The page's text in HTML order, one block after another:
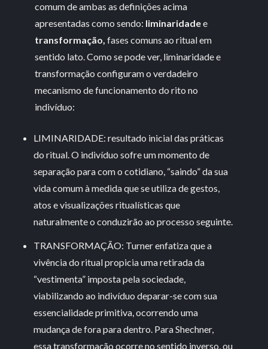
comum de ambas as definições acima
apresentadas como sendo: liminaridadee
transformação, fases comuns ao ritual em
sentido lato. Como se pode ver, liminaridade e
transformação configuram o verdadeiro
mecanismo de funcionamento do rito no
indivíduo:
LIMINARIDADE: resultado inicial das práticas
do ritual. O indivíduo sofre um momento de
separação para com o cotidiano, “saindo” da sua
vida comum à medida que se utiliza de gestos,
atos e visualizações ritualísticas que
naturalmente o conduzirão ao processo seguinte.
TRANSFORMAÇÃO: Turner enfatiza que a
vivência do ritual propicia uma retirada da
“vestimenta” imposta pela sociedade,
viabilizando ao indivíduo deparar-se com sua
essencialidade primitiva, ocorrendo uma
mudança de fora para dentro. Para Shechner,
essa transformação ocorre no sentido inverso, ou